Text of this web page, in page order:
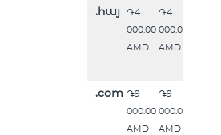
.հայ
֏4
000.00
AMD
֏4
000.00
AMD
.com ֏9
000.00
AMD
֏9
000.00
AMD